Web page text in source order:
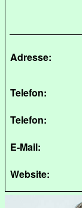
Adresse:
Telefon:
Telefon:
E-Mail:
Website: